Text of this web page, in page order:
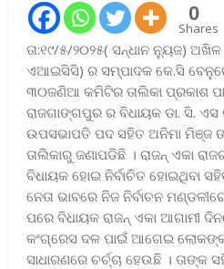
0
Shares
ତା:୧୯/୫/୨୦୨୫( ସନ୍ଧାନ ନ୍ୟୁଜ)
ଏଆଇସିସି) ର ସମ୍ପାଦକ କେ.ସି
୩୦ଜଣିଆ କମିଟିର ତାଲିକା ପ୍ରକାଶ
ରାଜଗାଙ୍ଗପୁର ର ବିଧାୟକ ଡା. ସି.
ଉପସଭାପତି ପଦ ସହିତ ଅନିମା ମିଞ୍ଜ
ତାଲିକାରୁ ଜଣାପଡିଛି । ରାଜନ୍ ଏକା
ବିଧାୟକ ହୋଇ ନିର୍ବାଚିତ ହୋଇଥିବା
ନେତା ଭାବରେ ନିଜ ନିର୍ବାଚନ
ପରେ ବିଧାୟକ ରାଜନ୍ ଏକା ଆଗାମୀ
କଂଗ୍ରେସ ଦଳ ପାଇଁ ଆଗେଇ
ସାଧାରଣରେ ଚର୍ଚ୍ଚା ହେଉଛି । ତାଙ୍କ